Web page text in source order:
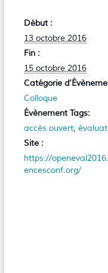
Début :
13 octobre 2016
Fin :
15 octobre 2016
Catégorie
Colloque
Évènement Tags:
accès ouvert,
Site :
https://
encesconf.org/